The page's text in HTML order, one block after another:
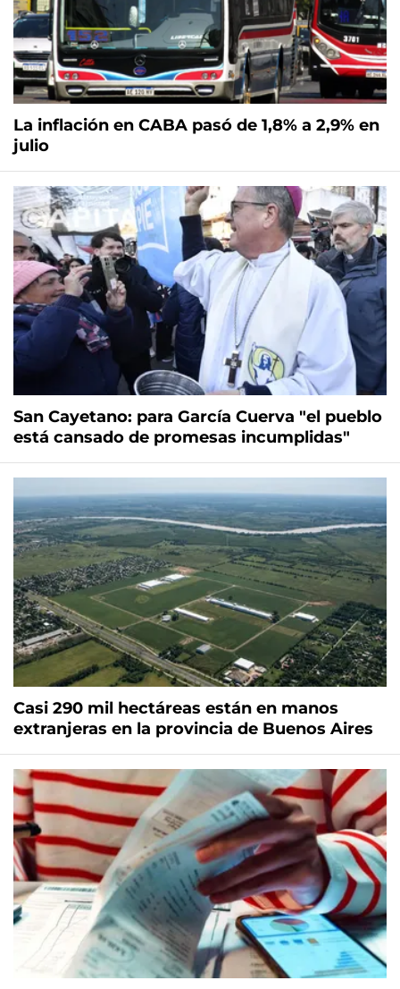
La inflación en CABA pasó de 1,8% a 2,9% en
julio
San Cayetano: para García Cuerva "el pueblo
está cansado de promesas incumplidas"
Casi 290 mil hectáreas están en manos
extranjeras en la provincia de Buenos Aires